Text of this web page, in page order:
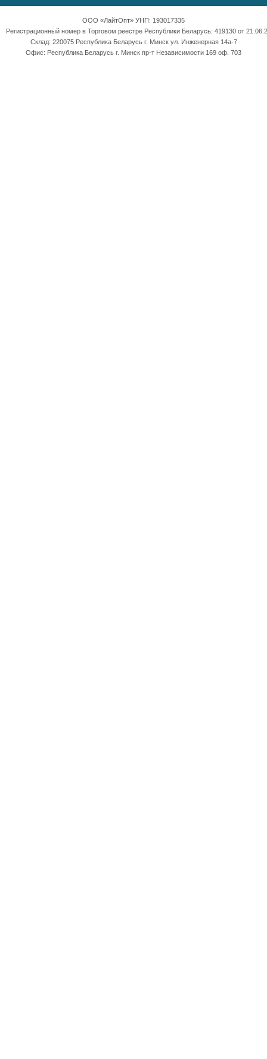
ООО «ЛайтОпт» УНП: 193017335
Регистрационный номер в Торговом реестре Республики Беларусь: 419130 от
Склад: 220075 Республика Беларусь г. Минск ул. Инженерная 14а-7
Офис: Республика Беларусь г. Минск пр-т Независимости 169 оф. 703